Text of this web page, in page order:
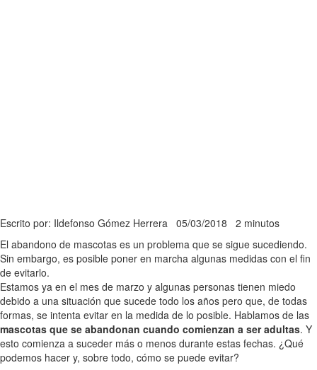
Escrito por: Ildefonso Gómez Herrera 05/03/2018 2 minutos
El abandono de mascotas es un problema que se sigue sucediendo.
Sin embargo, es posible poner en marcha algunas medidas con el fin
de evitarlo.
Estamos ya en el mes de marzo y algunas personas tienen miedo
debido a una situación que sucede todo los años pero que, de todas
formas, se intenta evitar en la medida de lo posible. Hablamos de las
mascotas que se abandonan cuando comienzan a ser adultas. Y
esto comienza a suceder más o menos durante estas fechas. ¿Qué
podemos hacer y, sobre todo, cómo se puede evitar?